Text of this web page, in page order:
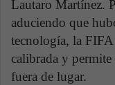
Lautaro Martínez.
aduciendo que
tecnología, la FIFA
calibrada y
fuera de lugar.